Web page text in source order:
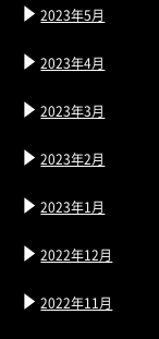
2023年5月
2023年4月
2023年3月
2023年2月
2023年1月
2022年12月
2022年11月